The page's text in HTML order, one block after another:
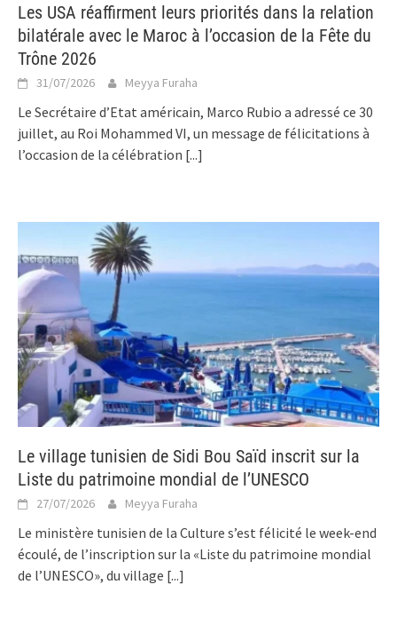
Les USA réaffirment leurs priorités dans la relation
bilatérale avec le Maroc à l’occasion de la Fête du
Trône 2026
31/07/2026 Meyya Furaha
Le Secrétaire d’Etat américain, Marco Rubio a adressé ce 30
juillet, au Roi Mohammed VI, un message de félicitations à
l’occasion de la célébration [...]
Le village tunisien de Sidi Bou Saïd inscrit sur la
Liste du patrimoine mondial de l’UNESCO
27/07/2026 Meyya Furaha
Le ministère tunisien de la Culture s’est félicité le week-end
écoulé, de l’inscription sur la «Liste du patrimoine mondial
de l’UNESCO», du village [...]